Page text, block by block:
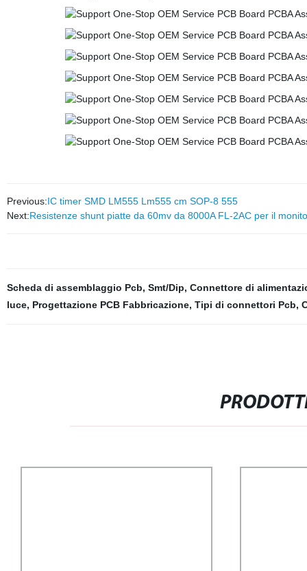
Previous:IC timer SMD LM555 Lm555 cm SOP-8 555
Next:Resistenze shunt piatte da 60mv da 8000A FL-2AC per il
Scheda di assemblaggio Pcb, Smt/Dip, Connettore di
luce, Progettazione PCB Fabbricazione, Tipi di connettori Pcb,